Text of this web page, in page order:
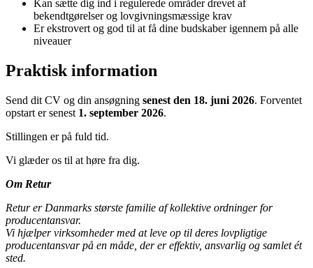
Kan sætte dig ind i regulerede områder drevet af
bekendtgørelser og lovgivningsmæssige krav
Er ekstrovert og god til at få dine budskaber igennem på alle
niveauer
Praktisk information
Send dit CV og din ansøgning senest den 18. juni 2026. Forventet
opstart er senest 1. september 2026.
Stillingen er på fuld tid.
Vi glæder os til at høre fra dig.
Om Retur
Retur er Danmarks største familie af kollektive ordninger for
producentansvar.
Vi hjælper virksomheder med at leve op til deres lovpligtige
producentansvar på en måde, der er effektiv, ansvarlig og samlet ét
sted.